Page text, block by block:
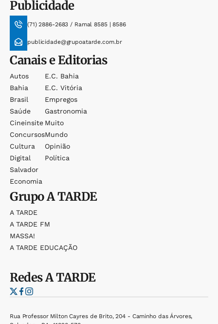
Publicidade
(71) 2886-2683 / Ramal 8585 | 8586
publicidade@grupoatarde.com.br
Canais e Editorias
Autos
Bahia
Brasil
Saúde
Cineinsite
Concursos
Cultura
Digital
Salvador
Economia
E.c. Bahia
E.c. Vitória
Empregos
Gastronomia
Muito
Mundo
Opinião
Política
GrupoA TARDE
A TARDE
A TARDE FM
MASSA!
A TARDE EDUCAÇÃO
RedesA TARDE
Rua Professor Milton Cayres de Brito, 204 - Caminho das Árvores,